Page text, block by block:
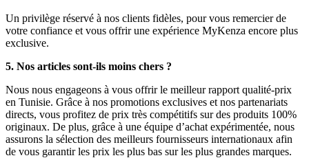
Un privilège réservé à nos clients fidèles, pour vous remercier de
votre confiance et vous offrir une expérience MyKenza encore plus
exclusive.
5. Nos articles sont-ils moins chers ?
Nous nous engageons à vous offrir le meilleur rapport qualité-prix
en Tunisie. Grâce à nos promotions exclusives et nos partenariats
directs, vous profitez de prix très compétitifs sur des produits 100%
originaux. De plus, grâce à une équipe d’achat expérimentée, nous
assurons la sélection des meilleurs fournisseurs internationaux afin
de vous garantir les prix les plus bas sur les plus grandes marques.